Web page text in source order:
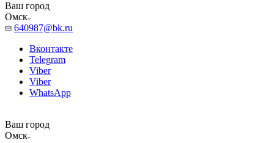
Ваш город
Омск
640987@bk.ru
Вконтакте
Telegram
Viber
Viber
WhatsApp
Ваш город
Омск